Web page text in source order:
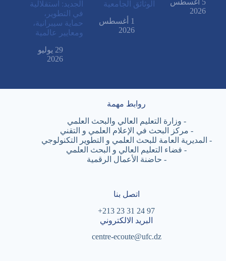
5 أغسطس
2026
الوثائق الجامعية
1 أغسطس
2026
الجديد: استقلالية
في التطوير،
حماية سيبرانية،
ومعايير عالمية
29 يوليو
2026
روابط مهمة
- وزارة التعليم العالي والبحث العلمي
- مركز البحث في الإعلام العلمي و التقني
- المديرية العامة للبحث العلمي و التطوير التكنولوجي
- فضاء التعليم العالي و البحث العلمي
- حاضنة الأعمال الرقمية
اتصل بنا
97 24 31 23 213+
البريد الالكتروني
centre-ecoute@ufc.dz